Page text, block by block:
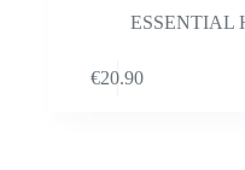
ESSENTIAL
€20.90